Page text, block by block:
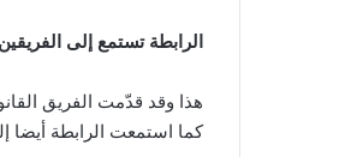
الرابطة تستمع إلى الفريقين
هذا وقد قدّمت الفريق
كما استمعت الرابطة أيضا